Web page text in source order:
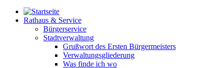
Rathaus & Service
Bürgerservice
Stadtverwaltung
Grußwort des Ersten Bürgermeisters
Verwaltungsgliederung
Was finde ich wo